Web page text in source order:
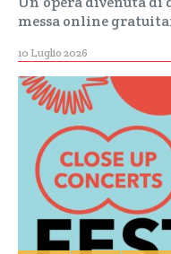
messa online
10 Luglio 2026